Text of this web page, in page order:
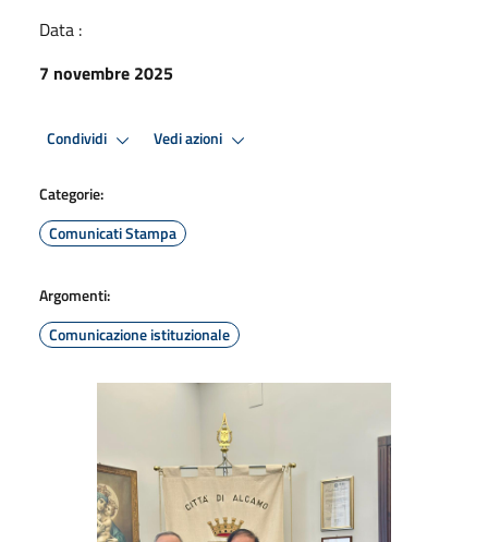
Data :
7 novembre 2025
Condividi Vedi azioni
Categorie:
Comunicati Stampa
Argomenti:
Comunicazione istituzionale